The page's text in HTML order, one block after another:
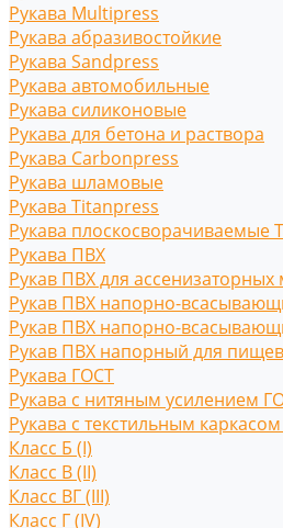
Рукава Multipress
Рукава абразивостойкие
Рукава Sandpress
Рукава автомобильные
Рукава силиконовые
Рукава для бетона и раствора
Рукава Carbonpress
Рукава шламовые
Рукава Titanpress
Рукава плоскосворачиваемые
Рукава ПВХ
Рукав ПВХ для
Рукав ПВХ напорно-
Рукав ПВХ напорно-
Рукав ПВХ напорный для
Рукава ГОСТ
Рукава с нитяным усилением
Рукава с текстильным
Класс Б (I)
Класс В (II)
Класс ВГ (III)
Класс Г (IV)